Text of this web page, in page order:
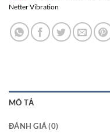
Netter Vibration
MÔ TẢ
ĐÁNH GIÁ (0)